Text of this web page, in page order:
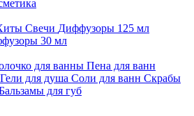
Свечи Диффузоры 125 мл
30 мл
для ванны Пена для ванн
Гели для душа Соли для ванн Скрабы
для губ